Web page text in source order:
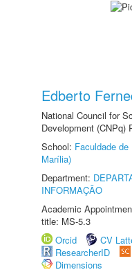
Edberto
National Council for
Development (CNPq)
School: Faculdade
Marília)
Department:
INFORMAÇÃO
Academic
title: MS-5.3
Orcid
CV
ResearcherID
Dimensions